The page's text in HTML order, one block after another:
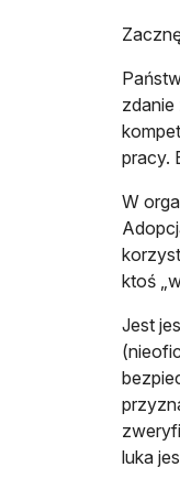
zdanie
pracy.
W
ktoś
Jest
luka